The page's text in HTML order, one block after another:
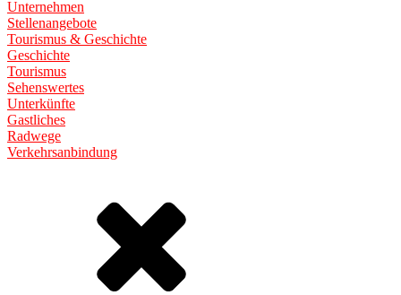
Unternehmen
Stellenangebote
Tourismus & Geschichte
Geschichte
Tourismus
Sehenswertes
Unterkünfte
Gastliches
Radwege
Verkehrsanbindung